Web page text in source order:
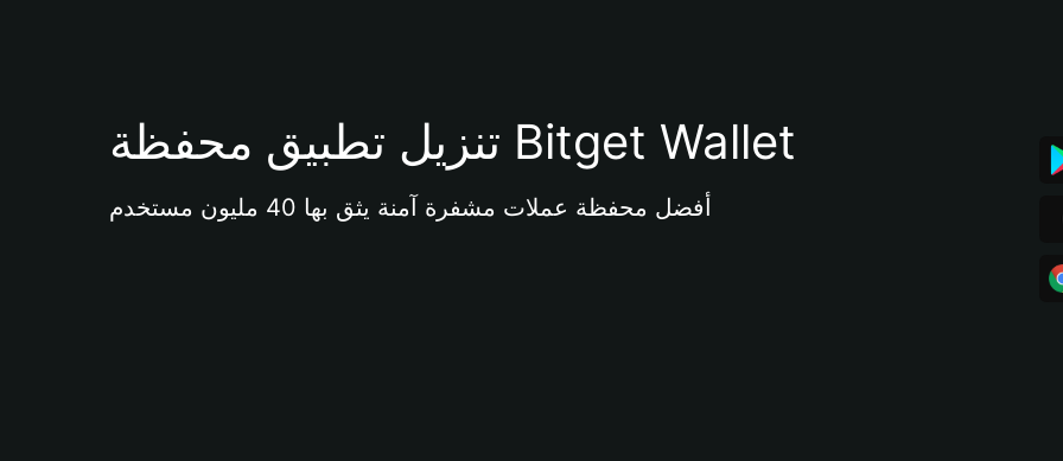
تنزيل تطبيق محفظة Bitget Wallet
أفضل محفظة عملات مشفرة آمنة يثق بها 40 مليون مستخدم